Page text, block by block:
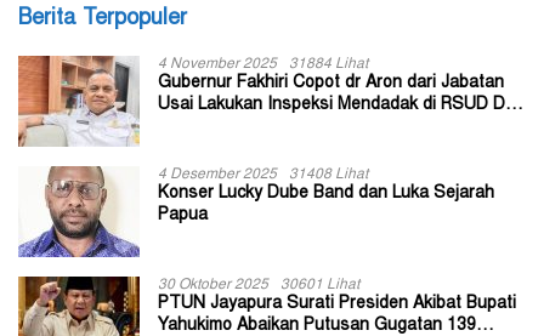
Berita Terpopuler
4 November 2025 31884 Lihat
Gubernur Fakhiri Copot dr Aron dari Jabatan
Usai Lakukan Inspeksi Mendadak di RSUD Dok
4 Desember 2025 31408 Lihat
Konser Lucky Dube Band dan Luka Sejarah
Papua
30 Oktober 2025 30601 Lihat
PTUN Jayapura Surati Presiden Akibat Bupati
Yahukimo Abaikan Putusan Gugatan 139